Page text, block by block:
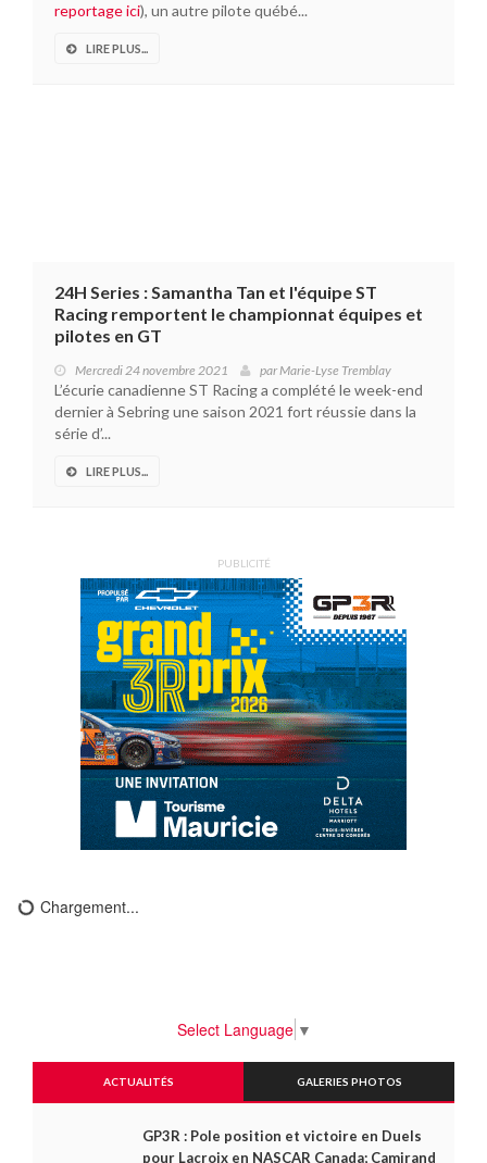
reportage ici), un autre pilote québé...
LIRE PLUS...
24H Series : Samantha Tan et l'équipe ST
Racing remportent le championnat équipes et
pilotes en GT
Mercredi 24 novembre 2021 parMarie-Lyse Tremblay
L’écurie canadienne ST Racing a complété le week-end
dernier à Sebring une saison 2021 fort réussie dans la
série d’...
LIRE PLUS...
PUBLICITÉ
Chargement...
Select Language ▼
ACTUALITÉS GALERIES PHOTOS
GP3R : Pole position et victoire en Duels
pour Lacroix en NASCAR Canada; Camirand